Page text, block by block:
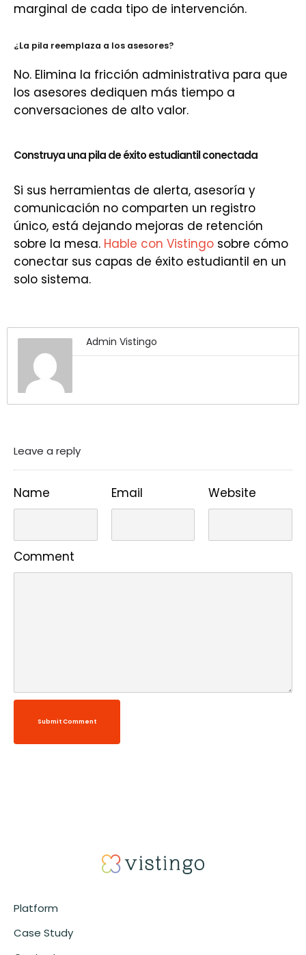
marginal de cada tipo de intervención.
¿La pila reemplaza a los asesores?
No. Elimina la fricción administrativa para que
los asesores dediquen más tiempo a
conversaciones de alto valor.
Construya una pila de éxito estudiantil conectada
Si sus herramientas de alerta, asesoría y
comunicación no comparten un registro
único, está dejando mejoras de retención
sobre la mesa. Hable con Vistingo sobre cómo
conectar sus capas de éxito estudiantil en un
solo sistema.
Admin Vistingo
Leave a reply
Name Email Website
Comment
Submit Comment
Platform
Case Study